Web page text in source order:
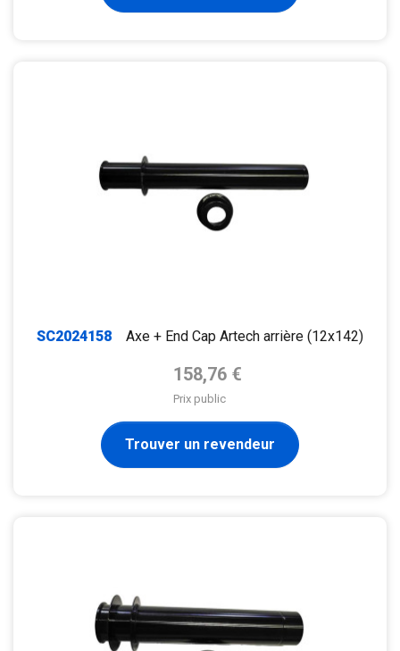
SC2024158
Axe + End Cap Artech arrière (12x142)
Prix de base
158,76 €
Prix public
Trouver un revendeur